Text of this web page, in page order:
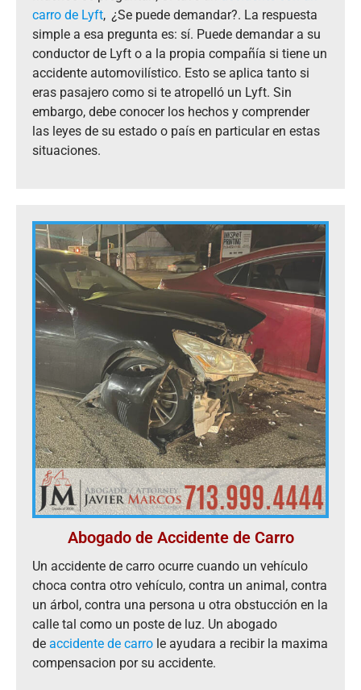
carro de Lyft, ¿Se puede demandar?. La respuesta
simple a esa pregunta es: sí. Puede demandar a su
conductor de Lyft o a la propia compañía si tiene un
accidente automovilístico. Esto se aplica tanto si
eras pasajero como si te atropelló un Lyft. Sin
embargo, debe conocer los hechos y comprender
las leyes de su estado o país en particular en estas
situaciones.
Abogado de Accidente de Carro
Un accidente de carro ocurre cuando un vehículo
choca contra otro vehículo, contra un animal, contra
un árbol, contra una persona u otra obstucción en la
calle tal como un poste de luz. Un abogado
de accidente de carro le ayudara a recibir la maxima
compensacion por su accidente.